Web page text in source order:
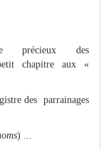
précieux des
chapitre aux «
des parrainages
) ...